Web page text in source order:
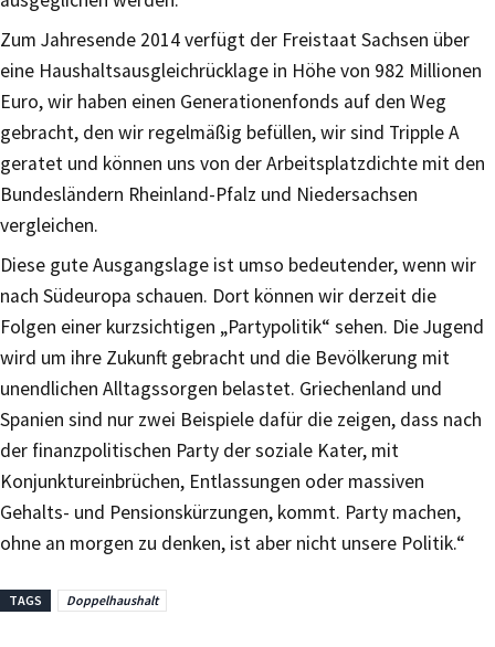
Zum Jahresende 2014 verfügt der Freistaat Sachsen über
eine Haushaltsausgleichrücklage in Höhe von 982 Millionen
Euro, wir haben einen Generationenfonds auf den Weg
gebracht, den wir regelmäßig befüllen, wir sind Tripple A
geratet und können uns von der Arbeitsplatzdichte mit den
Bundesländern Rheinland-Pfalz und Niedersachsen
vergleichen.
Diese gute Ausgangslage ist umso bedeutender, wenn wir
nach Südeuropa schauen. Dort können wir derzeit die
Folgen einer kurzsichtigen „Partypolitik“ sehen. Die Jugend
wird um ihre Zukunft gebracht und die Bevölkerung mit
unendlichen Alltagssorgen belastet. Griechenland und
Spanien sind nur zwei Beispiele dafür die zeigen, dass nach
der finanzpolitischen Party der soziale Kater, mit
Konjunktureinbrüchen, Entlassungen oder massiven
Gehalts- und Pensionskürzungen, kommt. Party machen,
ohne an morgen zu denken, ist aber nicht unsere Politik.“
TAGS Doppelhaushalt